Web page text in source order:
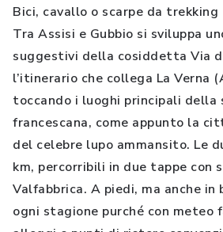
Bici, cavallo o scarpe da trekking
Tra Assisi e Gubbio si sviluppa
suggestivi della cosiddetta Via
l’itinerario che collega La Verna
toccando i luoghi principali
francescana, come appunto la
del celebre lupo ammansito. Le
km, percorribili in due tappe con
Valfabbrica. A piedi, ma anche in
ogni stagione purché con meteo